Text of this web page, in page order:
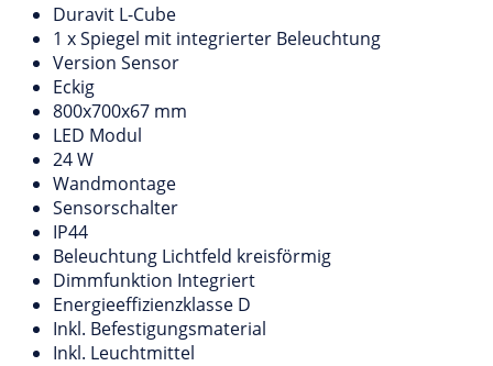
Duravit L-Cube
1 x Spiegel mit integrierter Beleuchtung
Version Sensor
Eckig
800x700x67 mm
LED Modul
24 W
Wandmontage
Sensorschalter
IP44
Beleuchtung Lichtfeld kreisförmig
Dimmfunktion Integriert
Energieeffizienzklasse D
Inkl. Befestigungsmaterial
Inkl. Leuchtmittel